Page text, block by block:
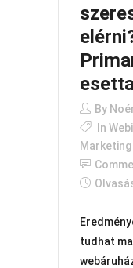
By
In
tudhat